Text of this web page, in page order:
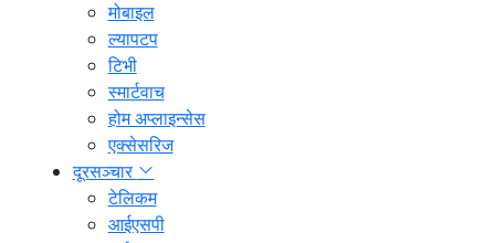
मोबाइल
ल्यापटप
टिभी
स्मार्टवाच
होम अप्लाइन्सेस
एक्सेसरिज
दूरसञ्चार
टेलिकम
आईएसपी